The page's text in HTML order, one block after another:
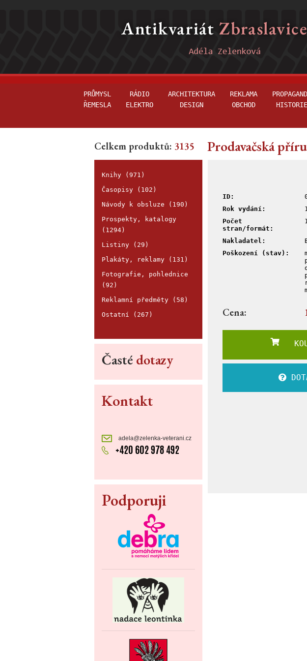
PRŮMYSL
ŘEMESLA
RÁDIO
ELEKTRO
ARCHITEKTURA
DESIGN
REKLAMA
OBCHOD
HISTORIE
Celkem produktů: 3135
Knihy (971)
Časopisy (102)
Návody k obsluze (190)
Prospekty, katalogy
(1294)
Listiny (29)
Plakáty, reklamy (131)
Fotografie, pohlednice
(92)
Reklamní předměty (58)
Ostatní (267)
Časté dotazy
Kontakt
adela@zelenka-veterani.cz
+420 602 978 492
Podporuji
Prodavačská
ID:
Rok vydání:
Počet
stran/formát:
Nakladatel:
Poškození (stav):
Cena: